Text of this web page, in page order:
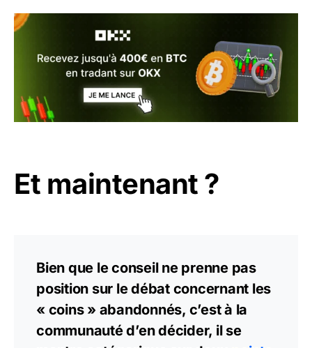
Et maintenant ?
Bien que le conseil ne prenne pas
position sur le débat concernant les
« coins » abandonnés, c’est à la
communauté d’en décider, il se